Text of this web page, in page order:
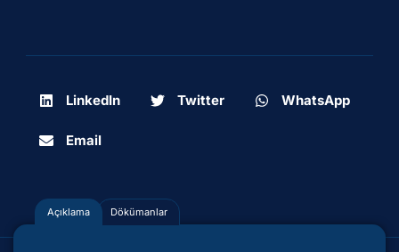
LinkedIn Twitter WhatsApp
Email
Açıklama Dökümanlar